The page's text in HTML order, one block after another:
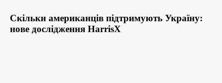
Скільки американців підтримують Україну:
нове дослідження HarrisX